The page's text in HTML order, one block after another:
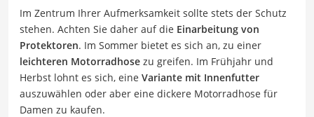
Im Zentrum Ihrer Aufmerksamkeit sollte stets der Schutz
stehen. Achten Sie daher auf die Einarbeitung von
Protektoren. Im Sommer bietet es sich an, zu einer
leichteren Motorradhose zu greifen. Im Frühjahr und
Herbst lohnt es sich, eine Variante mit Innenfutter
auszuwählen oder aber eine dickere Motorradhose für
Damen zu kaufen.